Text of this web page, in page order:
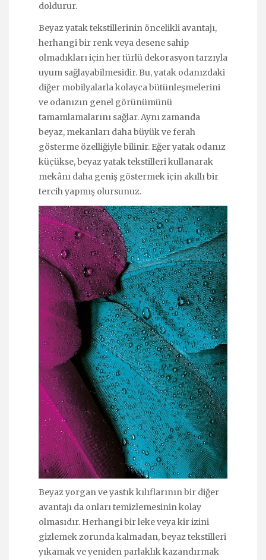
doldurur.
Beyaz yatak tekstillerinin öncelikli avantajı,
herhangi bir renk veya desene sahip
olmadıkları için her türlü dekorasyon tarzıyla
uyum sağlayabilmesidir. Bu, yatak odanızdaki
diğer mobilyalarla kolayca bütünleşmelerini
ve odanızın genel görünümünü
tamamlamalarını sağlar. Aynı zamanda
beyaz, mekanları daha büyük ve ferah
gösterme özelliğiyle bilinir. Eğer yatak odanız
küçükse, beyaz yatak tekstilleri kullanarak
mekânı daha geniş göstermek için akıllı bir
tercih yapmış olursunuz.
Beyaz yorgan ve yastık kılıflarının bir diğer
avantajı da onları temizlemesinin kolay
olmasıdır. Herhangi bir leke veya kir izini
gizlemek zorunda kalmadan, beyaz tekstilleri
yıkamak ve yeniden parlaklık kazandırmak